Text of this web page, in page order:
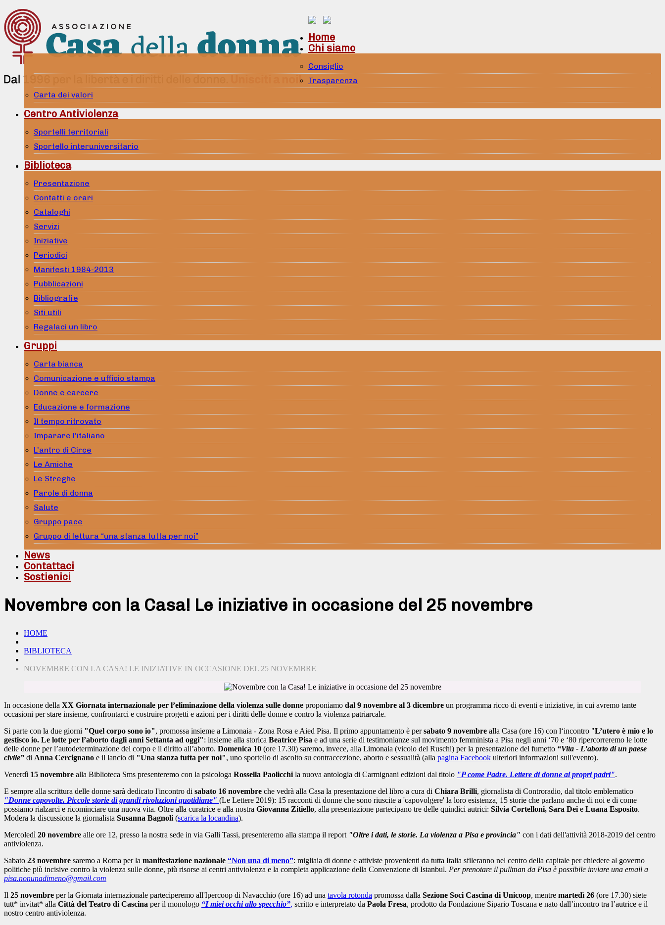
Home
Chi siamo
Consiglio
Trasparenza
Carta dei valori
Centro Antiviolenza
Sportelli territoriali
Sportello interuniversitario
Biblioteca
Presentazione
Contatti e orari
Cataloghi
Servizi
Iniziative
Periodici
Manifesti 1984-2013
Pubblicazioni
Bibliografie
Siti utili
Regalaci un libro
Gruppi
Carta bianca
Comunicazione e ufficio stampa
Donne e carcere
Educazione e formazione
Il tempo ritrovato
Imparare l’italiano
L’antro di Circe
Le Amiche
Le Streghe
Parole di donna
Salute
Gruppo pace
Gruppo di lettura “una stanza tutta per noi”
News
Contattaci
Sostienici
Novembre con la Casa! Le iniziative in occasione del 25 novembre
HOME
BIBLIOTECA
NOVEMBRE CON LA CASA! LE INIZIATIVE IN OCCASIONE DEL 25 NOVEMBRE
In occasione della XX Giornata internazionale per l’eliminazione della violenza sulle donne proponiamo dal 9 novembre al 3 dicembre un programma ricco di eventi e iniziative, in cui avremo tante
occasioni per stare insieme, confrontarci e costruire progetti e azioni per i diritti delle donne e contro la violenza patriarcale.
Si parte con la due giorni "Quel corpo sono io", promossa insieme a Limonaia - Zona Rosa e Aied Pisa. Il primo appuntamento è persabato 9 novembre alla Casa (ore 16) con l‘incontro "L’utero è mio e lo
gestisco io. Le lotte per l’aborto dagli anni Settanta ad oggi": insieme alla storica Beatrice Pisa e ad una serie di testimonianze sul movimento femminista a Pisa negli anni ‘70 e ‘80 ripercorreremo le lotte
delle donne per l’autodeterminazione del corpo e il diritto all’aborto. Domenica 10 (ore 17.30) saremo, invece, alla Limonaia (vicolo del Ruschi) per la presentazione del fumetto “Vita - L’aborto di un paese
civile” di Anna Cercignano e il lancio di "Una stanza tutta per noi", uno sportello di ascolto su contraccezione, aborto e sessualità (alla pagina Facebook ulteriori informazioni sull'evento).
Venerdì 15 novembre alla Biblioteca Sms presenteremo con la psicologa Rossella Paolicchila nuova antologia di Carmignani edizioni dal titolo "P come Padre. Lettere di donne ai propri padri".
E sempre alla scrittura delle donne sarà dedicato l'incontro di sabato 16 novembre che vedrà alla Casa la presentazione del libro a cura di Chiara Brilli, giornalista di Controradio, dal titolo emblematico
"Donne capovolte. Piccole storie di grandi rivoluzioni quotidiane" (Le Lettere 2019): 15 racconti di donne che sono riuscite a 'capovolgere' la loro esistenza, 15 storie che parlano anche di noi e di come
possiamo rialzarci e ricominciare una nuova vita. Oltre alla curatrice e alla nostra Giovanna Zitiello, alla presentazione partecipano tre delle quindici autrici: Silvia Cortelloni, Sara Deie Luana Esposito.
Modera la discussione la giornalista Susanna Bagnoli(scarica la locandina).
Mercoledì 20 novembre alle ore 12, presso la nostra sede in via Galli Tassi, presenteremo alla stampa il report "Oltre i dati, le storie. La violenza a Pisa e provincia" con i dati dell'attività 2018-2019 del centro
antiviolenza.
Sabato 23 novembre saremo a Roma per la manifestazione nazionale “Non una di meno”: migliaia di donne e attiviste provenienti da tutta Italia sfileranno nel centro della capitale per chiedere al governo
politiche più incisive contro la violenza sulle donne, più risorse ai centri antiviolenza e la completa applicazione della Convenzione di Istanbul. Per prenotare il pullman da Pisa è possibile inviare una email a
pisa.nonunadimeno@gmail.com
Il 25 novembre per la Giornata internazionale parteciperemo all'Ipercoop di Navacchio (ore 16) ad una tavola rotonda promossa dalla Sezione Soci Cascina di Unicoop, mentre martedì 26 (ore 17.30) siete
tutt* invitat* alla Città del Teatro di Cascina per il monologo “I miei occhi allo specchio”, scritto e interpretato da Paola Fresa, prodotto da Fondazione Sipario Toscana e nato dall’incontro tra l’autrice e il
nostro centro antiviolenza.